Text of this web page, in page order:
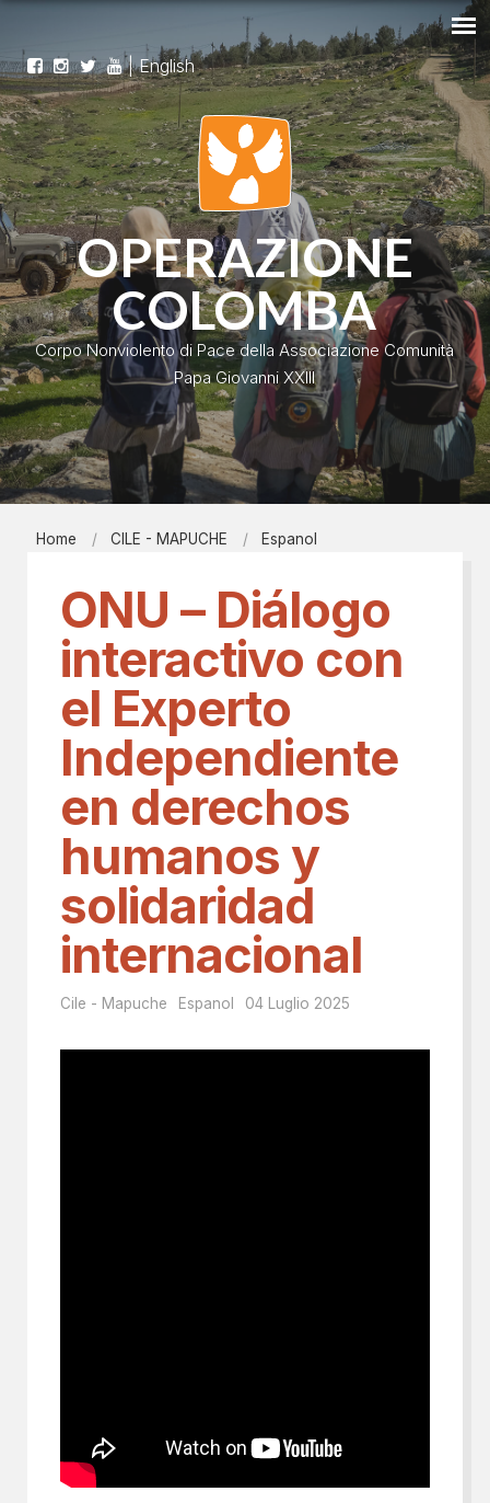
|English
OPERAZIONE
COLOMBA
Corpo Nonviolento di Pace della Associazione Comunità
Papa Giovanni XXIII
Home CILE - MAPUCHE Espanol
ONU – Diálogo
interactivo con
el Experto
Independiente
en derechos
humanos y
solidaridad
internacional
Cile - Mapuche Espanol 04 Luglio 2025